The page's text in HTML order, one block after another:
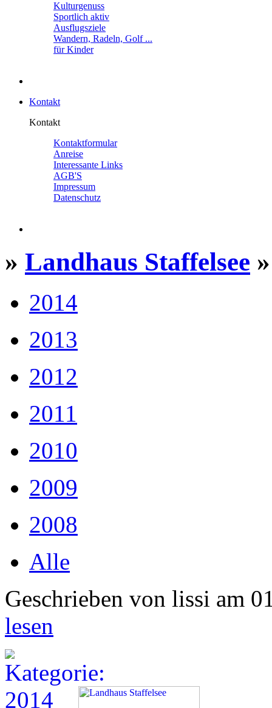
Kulturgenuss
Sportlich aktiv
Ausflugsziele
Wandern, Radeln, Golf ...
für Kinder
Kontakt
Kontakt
Kontaktformular
Anreise
Interessante Links
AGB'S
Impressum
Datenschutz
» Landhaus Staffelsee
2014
2013
2012
2011
2010
2009
2008
Alle
Geschrieben von lissi am
lesen